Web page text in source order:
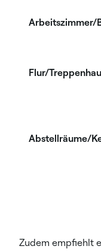
Arbeitszimmer/
Flur/
Abstellräume/
Zudem empfiehlt